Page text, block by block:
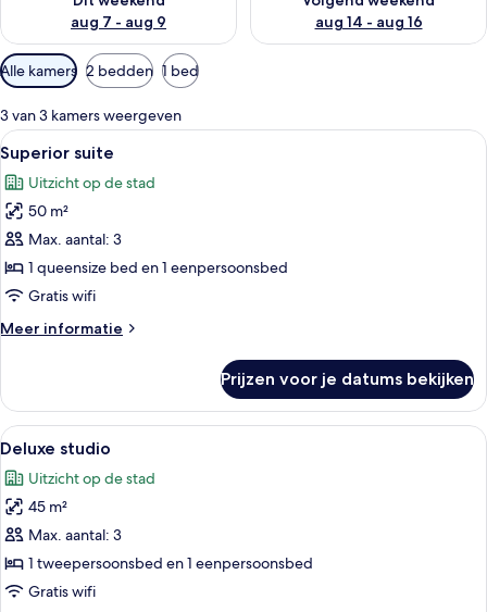
i
e
aug 7 - aug 9
aug 14 - aug 16
Beschikbare
filters
voor
kamers
Alle kamers 2 bedden 1 bed
3 van 3 kamers weergeven
Alle
foto's
voor
Superior
suite
laden
Een kamer met een groot bed,
20
Superior suite
Uitzicht op de stad
50 m²
Max. aantal: 3
1 queensize bed en 1 eenpersoonsbed
Gratis wifi
Meer informatie
Meer
suite
Prijzen voor je datums bekijken
Alle
foto's
voor
Deluxe
studio
laden
Een slaapkamer met een houten
20
Deluxe studio
Uitzicht op de stad
45 m²
Max. aantal: 3
1 tweepersoonsbed en 1 eenpersoonsbed
Gratis wifi